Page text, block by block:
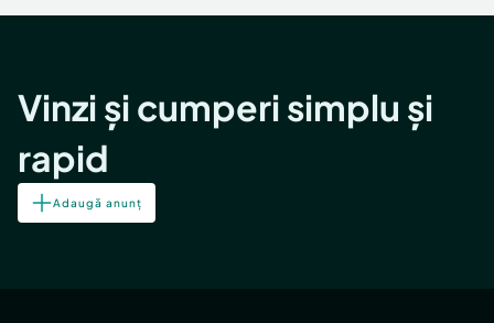
Vinzi și cumperi simplu și
rapid
Adaugă anunț